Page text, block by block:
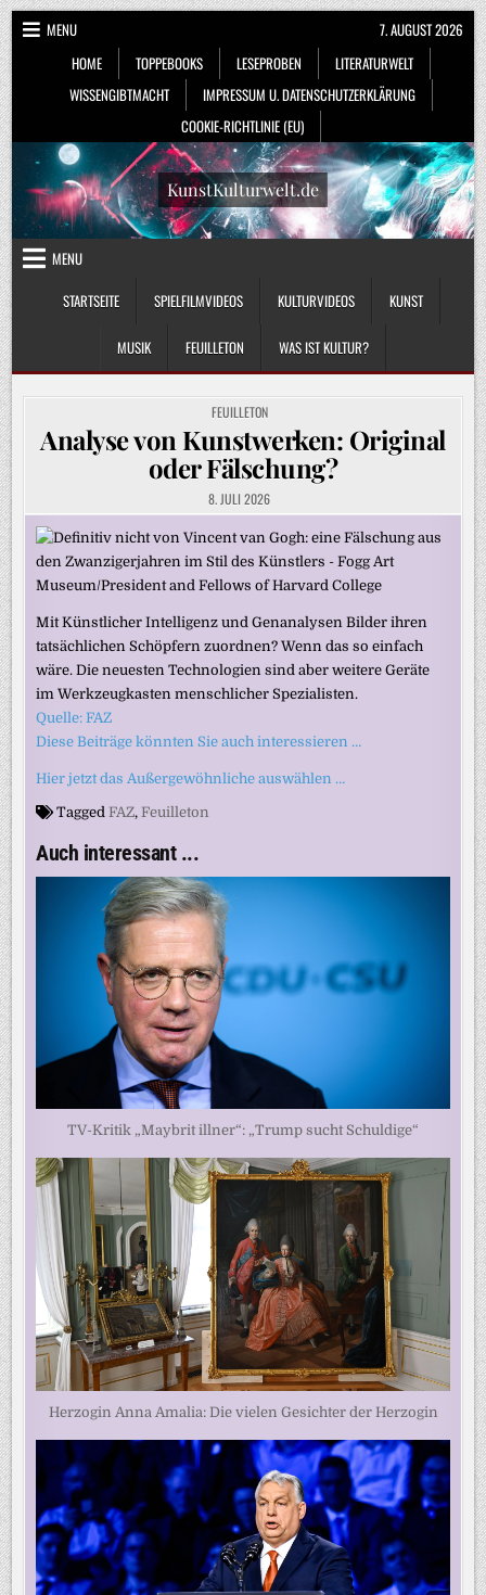
Skip
to
content
MENU
HOME
TOPPEBOOKS LESEPROBEN
LITERATURWELT
WISSENGIBTMACHT
IMPRESSUM U. DATENSCHUTZERKLÄRUNG
COOKIE-RICHTLINIE (EU)
7. AUGUST 2026
KunstKulturwelt.de
MENU
STARTSEITE
SPIELFILMVIDEOS KULTURVIDEOS KUNST
MUSIK FEUILLETON WAS IST KULTUR?
POSTED
IN
FEUILLETON
Analyse von Kunstwerken: Original
oder Fälschung?
8. JULI 2026
Mit Künstlicher Intelligenz und Genanalysen Bilder ihren
tatsächlichen Schöpfern zuordnen? Wenn das so einfach
wäre. Die neuesten Technologien sind aber weitere Geräte
im Werkzeugkasten menschlicher Spezialisten.
Quelle: FAZ
Diese Beiträge könnten Sie auch interessieren …
Hier jetzt das Außergewöhnliche auswählen …
Tagged FAZ, Feuilleton
Auch interessant ...
TV-Kritik „Maybrit illner“: „Trump sucht Schuldige“
Herzogin Anna Amalia: Die vielen Gesichter der Herzogin